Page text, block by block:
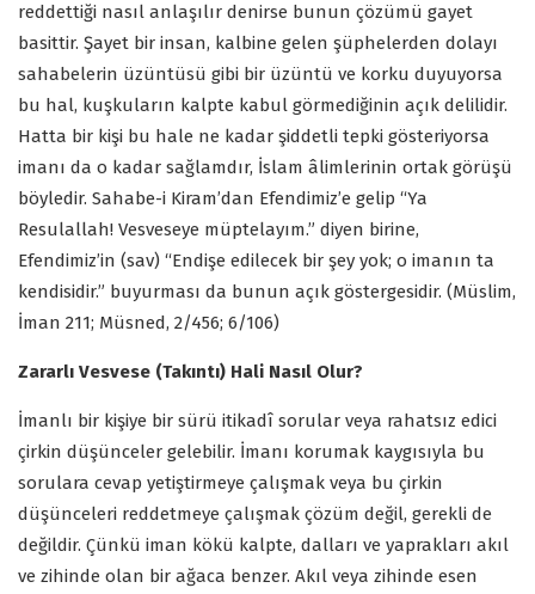
reddettiği nasıl anlaşılır denirse bunun çözümü gayet
basittir. Şayet bir insan, kalbine gelen şüphelerden dolayı
sahabelerin üzüntüsü gibi bir üzüntü ve korku duyuyorsa
bu hal, kuşkuların kalpte kabul görmediğinin açık delilidir.
Hatta bir kişi bu hale ne kadar şiddetli tepki gösteriyorsa
imanı da o kadar sağlamdır, İslam âlimlerinin ortak görüşü
böyledir. Sahabe-i Kiram’dan Efendimiz’e gelip “Ya
Resulallah! Vesveseye müptelayım.” diyen birine,
Efendimiz’in (sav) “Endişe edilecek bir şey yok; o imanın ta
kendisidir.” buyurması da bunun açık göstergesidir. (Müslim,
İman 211; Müsned, 2/456; 6/106)
Zararlı Vesvese (Takıntı) Hali Nasıl Olur?
İmanlı bir kişiye bir sürü itikadî sorular veya rahatsız edici
çirkin düşünceler gelebilir. İmanı korumak kaygısıyla bu
sorulara cevap yetiştirmeye çalışmak veya bu çirkin
düşünceleri reddetmeye çalışmak çözüm değil, gerekli de
değildir. Çünkü iman kökü kalpte, dalları ve yaprakları akıl
ve zihinde olan bir ağaca benzer. Akıl veya zihinde esen